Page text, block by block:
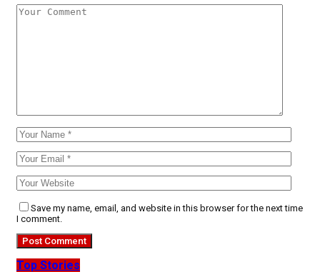
Save my name, email, and website in this browser for the next time
I comment.
Top Stories